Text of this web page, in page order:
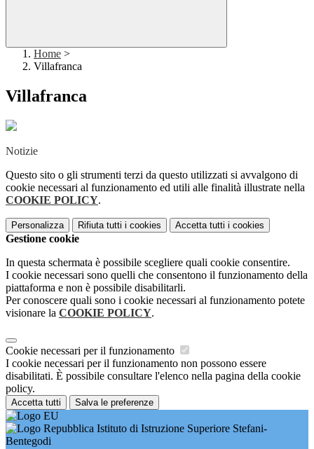
Home >
Villafranca
Villafranca
Notizie
Questo sito o gli strumenti terzi da questo utilizzati si avvalgono di
cookie necessari al funzionamento ed utili alle finalità illustrate nella
COOKIE POLICY.
Personalizza Rifiuta tutti i cookies Accetta tutti i cookies
Gestione cookie
In questa schermata è possibile scegliere quali cookie consentire.
I cookie necessari sono quelli che consentono il funzionamento della
piattaforma e non è possibile disabilitarli.
Per conoscere quali sono i cookie necessari al funzionamento potete
visionare la COOKIE POLICY.
Cookie necessari per il funzionamento
I cookie necessari per il funzionamento non possono essere
disabilitati. È possibile consultare l'elenco nella pagina della cookie
policy.
Accetta tutti Salva le preferenze
Istituto di Istruzione Superiore Stefani-
Bentegodi